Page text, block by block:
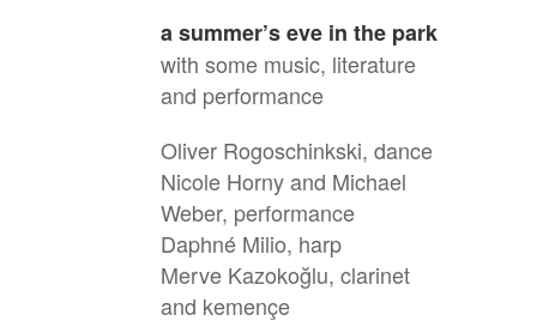
a summer’s eve in the park
with some music, literature
and performance
Oliver Rogoschinkski, dance
Nicole Horny and Michael
Weber, performance
Daphné Milio, harp
Merve Kazokoğlu, clarinet
and kemençe